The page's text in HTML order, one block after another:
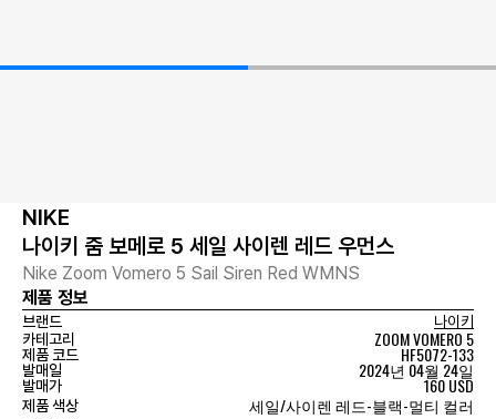
NIKE
나이키 줌 보메로 5 세일 사이렌 레드 우먼스
Nike Zoom Vomero 5 Sail Siren Red WMNS
제품 정보
브랜드
나이키
카테고리
ZOOM VOMERO 5
제품 코드 HF5072-133
발매일 2024년 04월 24일
발매가 160 USD
제품 색상 세일/사이렌 레드-블랙-멀티 컬러